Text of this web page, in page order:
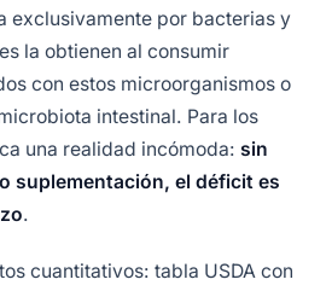
exclusivamente por bacterias y
la obtienen al consumir
con estos microorganismos o
intestinal. Para los
una realidad incómoda: sin
suplementación, el déficit es
.
cuantitativos: tabla USDA con